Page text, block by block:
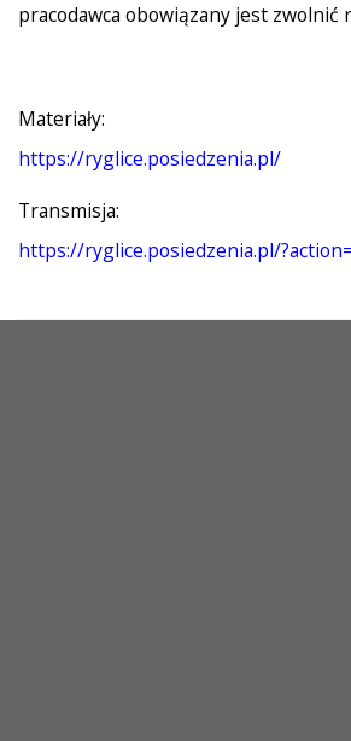
pracodawca obowiązany jest zwolnić
Materiały:
https://ryglice.posiedzenia.pl/
Transmisja:
https://ryglice.posiedzenia.pl/